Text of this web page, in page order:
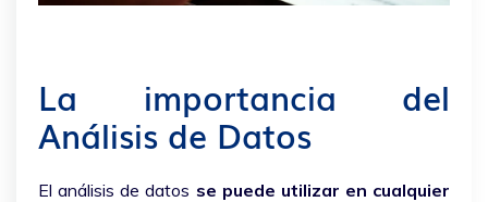
La importancia del
Análisis de Datos
El análisis de datos se puede utilizar en cualquier